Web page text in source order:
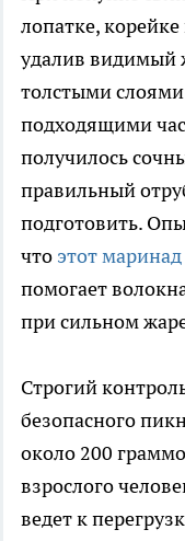
лопатке,
удалив видимый
толстыми
подходящими
получилось
правильный
подготовить.
что этот
помогает
при сильном
Строгий
безопасного
около 200
взрослого
ведет к